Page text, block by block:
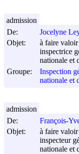
De:
Jocelyne
Objet:
à faire valoir
inspectrice
nationale et
Groupe:
Inspection
nationale et
admission
De:
François-
Objet:
à faire valoir
inspecteur
nationale et
admission